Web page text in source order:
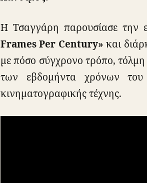
Η Τσαγγάρη παρουσίασε την
Frames Per Century» και
με πόσο σύγχρονο τρόπο, τόλμη
των εβδομήντα χρόνων
κινηματογραφικής τέχνης.